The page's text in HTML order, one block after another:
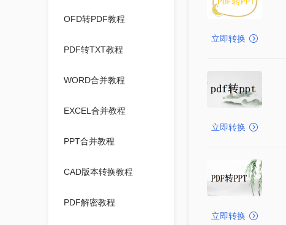
OFD转PDF教程
PDF转TXT教程
WORD合并教程
EXCEL合并教程
PPT合并教程
CAD版本转换教程
PDF解密教程
立即转换
立即转换
立即转换